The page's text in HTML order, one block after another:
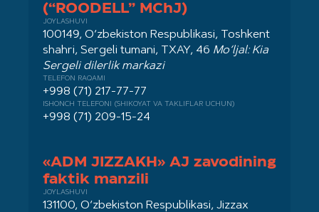
(“ROODELL” MChJ)
JOYLASHUVI
100149, O‘zbekiston Respublikasi, Toshkent
shahri, Sergeli tumani, TXAY, 46 Mo‘ljal: Kia
Sergeli dilerlik markazi
TELEFON RAQAMI
+998 (71) 217-77-77
ISHONCH TELEFONI (SHIKOYAT VA TAKLIFLAR UCHUN)
+998 (71) 209-15-24
«ADM JIZZAKH» AJ zavodining
faktik manzili
JOYLASHUVI
131100, O‘zbekiston Respublikasi, Jizzax